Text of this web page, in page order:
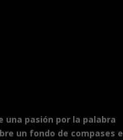
una pasión por la palabra
un fondo de compases e